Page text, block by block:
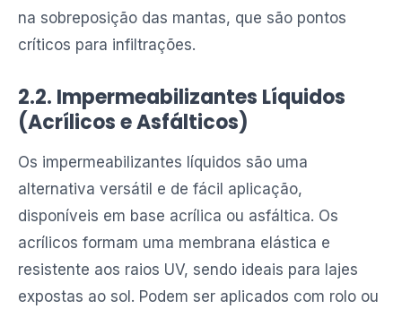
na sobreposição das mantas, que são pontos
críticos para infiltrações.
2.2. Impermeabilizantes Líquidos
(Acrílicos e Asfálticos)
Os impermeabilizantes líquidos são uma
alternativa versátil e de fácil aplicação,
disponíveis em base acrílica ou asfáltica. Os
acrílicos formam uma membrana elástica e
resistente aos raios UV, sendo ideais para lajes
expostas ao sol. Podem ser aplicados com rolo ou